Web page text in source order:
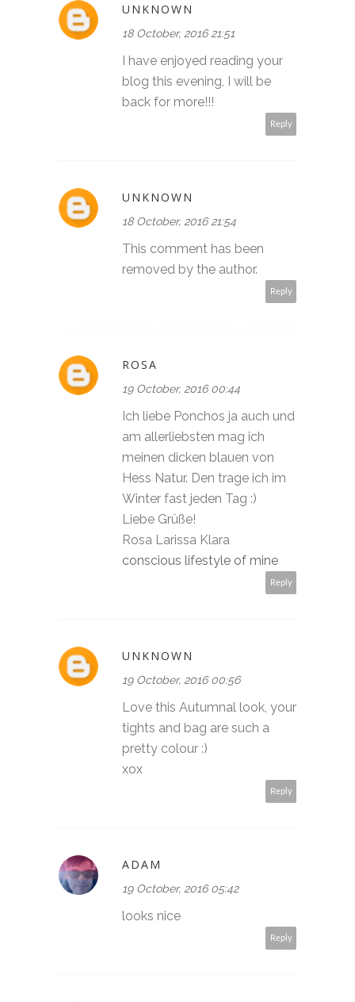
UNKNOWN
18 October, 2016 21:51
I have enjoyed reading your
blog this evening, I will be
back for more!!!
Reply
UNKNOWN
18 October, 2016 21:54
This comment has been
removed by the author.
Reply
ROSA
19 October, 2016 00:44
Ich liebe Ponchos ja auch und
am allerliebsten mag ich
meinen dicken blauen von
Hess Natur. Den trage ich im
Winter fast jeden Tag :)
Liebe Grüße!
Rosa Larissa Klara
conscious lifestyle of mine
Reply
UNKNOWN
19 October, 2016 00:56
Love this Autumnal look, your
tights and bag are such a
pretty colour :)
xox
Reply
ADAM
19 October, 2016 05:42
looks nice
Reply